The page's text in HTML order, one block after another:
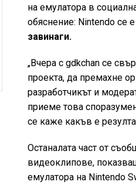
на емулатора в
обяснение: Nintendo се
завинаги.
„Вчера с gdkchan се
проекта, да премахне
разработчикът и
приеме това
се каже какъв е
Останалата част от
видеоклипове,
емулатора на Nintendo